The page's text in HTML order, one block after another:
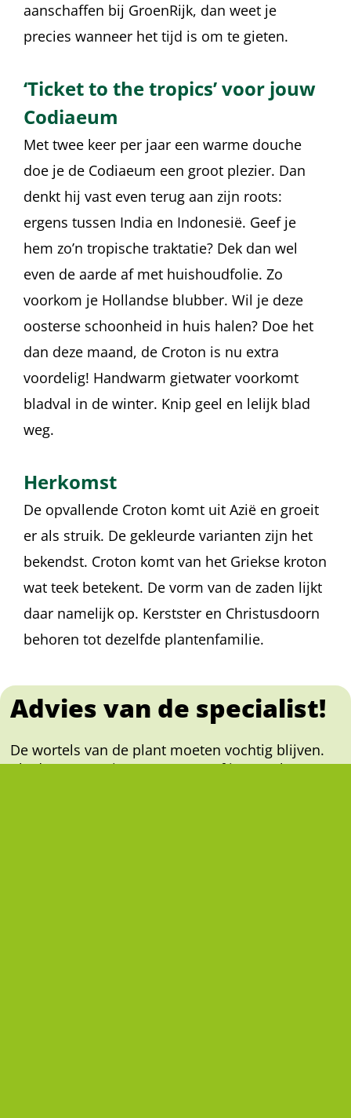
aanschaffen bij GroenRijk, dan weet je
precies wanneer het tijd is om te gieten.
‘Ticket to the tropics’ voor jouw
Codiaeum
Met twee keer per jaar een warme douche
doe je de Codiaeum een groot plezier. Dan
denkt hij vast even terug aan zijn roots:
ergens tussen India en Indonesië. Geef je
hem zo’n tropische traktatie? Dek dan wel
even de aarde af met huishoudfolie. Zo
voorkom je Hollandse blubber. Wil je deze
oosterse schoonheid in huis halen? Doe het
dan deze maand, de Croton is nu extra
voordelig! Handwarm gietwater voorkomt
bladval in de winter. Knip geel en lelijk blad
weg.
Herkomst
De opvallende Croton komt uit Azië en groeit
er als struik. De gekleurde varianten zijn het
bekendst. Croton komt van het Griekse kroton
wat teek betekent. De vorm van de zaden lijkt
daar namelijk op. Kerstster en Christusdoorn
behoren tot dezelfde plantenfamilie.
Advies van de specialist!
De wortels van de plant moeten vochtig blijven.
Als de verwarming aanstaat geef je twee keer per